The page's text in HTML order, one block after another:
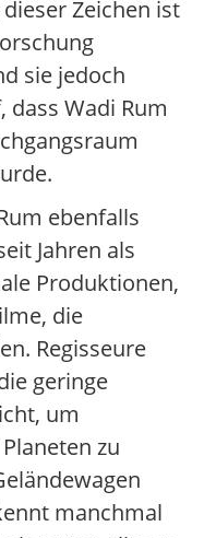
Zeichen ist
sie jedoch
Wadi Rum
ebenfalls
Jahren als
Produktionen,
die
Regisseure
geringe
um
zu
manchmal